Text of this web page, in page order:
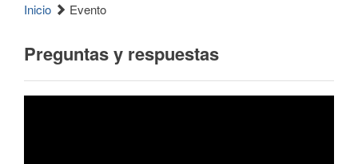
Inicio Evento
Preguntas y respuestas